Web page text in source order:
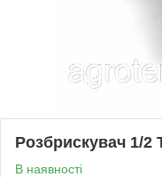
Розбрискувач 1/2
В наявності